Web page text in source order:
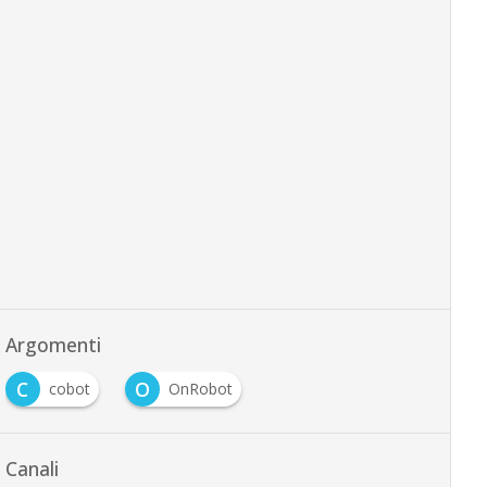
Argomenti
C
cobot O OnRobot
Canali